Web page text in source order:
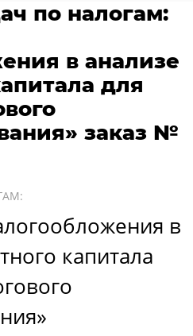
по налогам:
в анализе
для
заказ №
в
капитала